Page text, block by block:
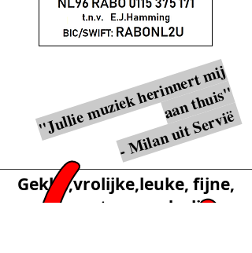
"
J
ulli
e
m
u
zi
e
k
h
e
ri
n
n
e
r
t
mi
j
a
a
n
t
h
ui
s
"
- Milan uit Servië
Gekke,vrolijke,leuke, fijne,
mooie, ontroerende, lieve,